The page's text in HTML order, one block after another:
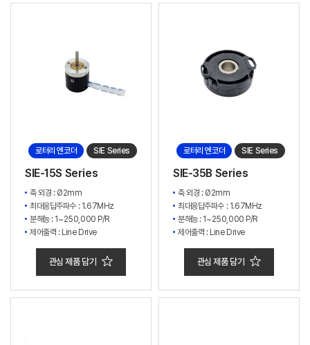
로터리 엔코더 SIE Series
SIE-15S Series
축 외경 : Ø2mm
최대응답주파수 : 1.67MHz
분해능 : 1~250,000 P/R
제어출력 : Line Drive
관심 제품 담기
로터리 엔코더 SIE Series
SIE-35B Series
축 외경 : Ø2mm
최대응답주파수 : 1.67MHz
분해능 : 1~250,000 P/R
제어출력 : Line Drive
관심 제품 담기